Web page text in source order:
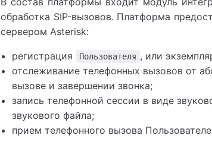
обработка SIP-вызовов. Платформа
сервером Asterisk:
регистрация Пользователя , или
отслеживание телефонных вызовов от
вызове и завершении звонка;
запись телефонной сессии в виде
звукового файла;
прием телефонного вызова